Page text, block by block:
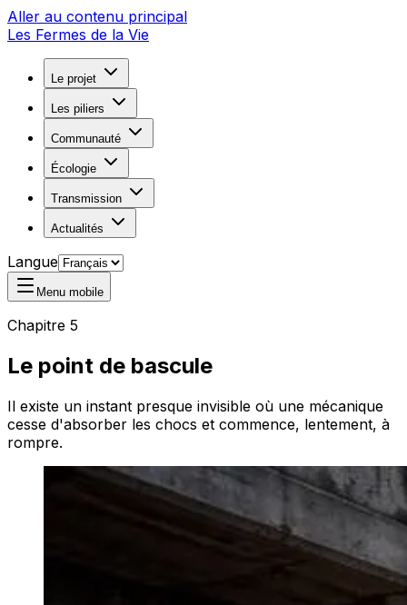
Aller au contenu principal
Les Fermes de la Vie
Le projet
Les piliers
Communauté
Écologie
Transmission
Actualités
Langue
Menu mobile
Chapitre 5
Le point de bascule
Il existe un instant presque invisible où une mécanique
cesse d'absorber les chocs et commence, lentement, à
rompre.